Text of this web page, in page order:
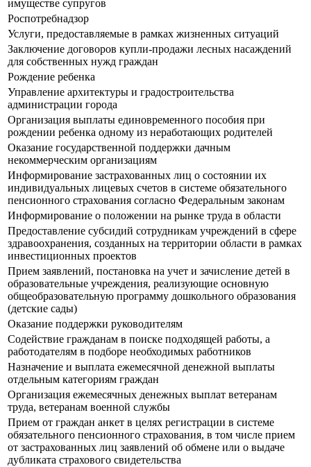
имуществе супругов
Роспотребнадзор
Услуги, предоставляемые в рамках жизненных ситуаций
Заключение договоров купли-продажи лесных насаждений
для собственных нужд граждан
Рождение ребенка
Управление архитектуры и градостроительства
администрации города
Организация выплаты единовременного пособия при
рождении ребенка одному из неработающих родителей
Оказание государственной поддержки дачным
некоммерческим организациям
Информирование застрахованных лиц о состоянии их
индивидуальных лицевых счетов в системе обязательного
пенсионного страхования согласно Федеральным законам
Информирование о положении на рынке труда в области
Предоставление субсидий сотрудникам учреждений в сфере
здравоохранения, созданных на территории области в рамках
инвестиционных проектов
Прием заявлений, постановка на учет и зачисление детей в
образовательные учреждения, реализующие основную
общеобразовательную программу дошкольного образования
(детские сады)
Оказание поддержки руководителям
Содействие гражданам в поиске подходящей работы, а
работодателям в подборе необходимых работников
Назначение и выплата ежемесячной денежной выплаты
отдельным категориям граждан
Организация ежемесячных денежных выплат ветеранам
труда, ветеранам военной службы
Прием от граждан анкет в целях регистрации в системе
обязательного пенсионного страхования, в том числе прием
от застрахованных лиц заявлений об обмене или о выдаче
дубликата страхового свидетельства